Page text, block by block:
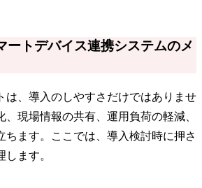
ートデバイス連携システムのメ
は、導入のしやすさだけではありませ
、現場情報の共有、運用負荷の軽減、
ちます。ここでは、導入検討時に押さ
ます。